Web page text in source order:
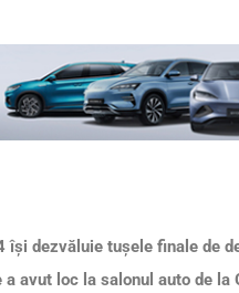
își dezvăluie tușele finale de
a avut loc la salonul auto de